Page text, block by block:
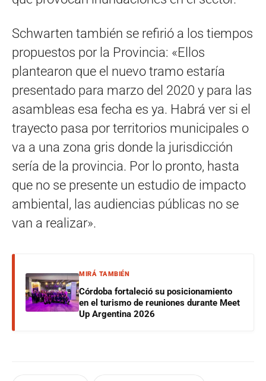
Schwarten también se refirió a los tiempos
propuestos por la Provincia: «Ellos
plantearon que el nuevo tramo estaría
presentado para marzo del 2020 y para las
asambleas esa fecha es ya. Habrá ver si el
trayecto pasa por territorios municipales o
va a una zona gris donde la jurisdicción
sería de la provincia. Por lo pronto, hasta
que no se presente un estudio de impacto
ambiental, las audiencias públicas no se
van a realizar».
MIRÁ TAMBIÉN
Córdoba fortaleció su posicionamiento
en el turismo de reuniones durante Meet
Up Argentina 2026